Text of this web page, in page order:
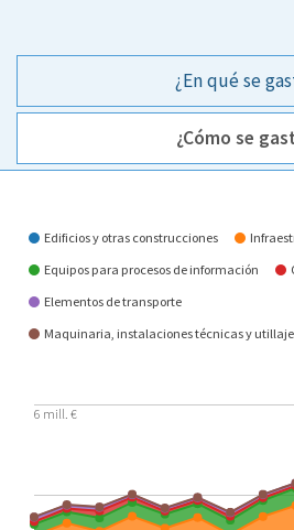
¿En qué se
¿Cómo se
Edificios y otras construcciones
Equipos para procesos de información
Elementos de transporte
Maquinaria, instalaciones técnicas y utillaje
6 mill. €